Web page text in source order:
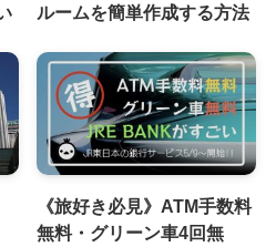
ルームを簡単作成する方法
《旅好き必見》ATM手数料
無料・グリーン車4回無